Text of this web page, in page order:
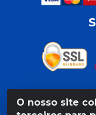
O nosso site
Razão Social: